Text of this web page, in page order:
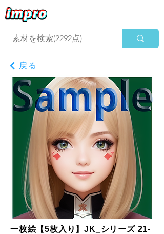
戻る
一枚絵【5枚入り】JK_シリーズ 21-